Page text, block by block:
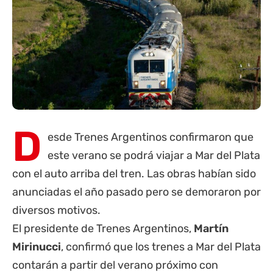
D
esde Trenes Argentinos confirmaron que
este verano se podrá viajar a Mar del Plata
con el auto arriba del tren. Las obras habían sido
anunciadas el año pasado pero se demoraron por
diversos motivos.
El presidente de Trenes Argentinos, Martín
Mirinucci, confirmó que los trenes a Mar del Plata
contarán a partir del verano próximo con